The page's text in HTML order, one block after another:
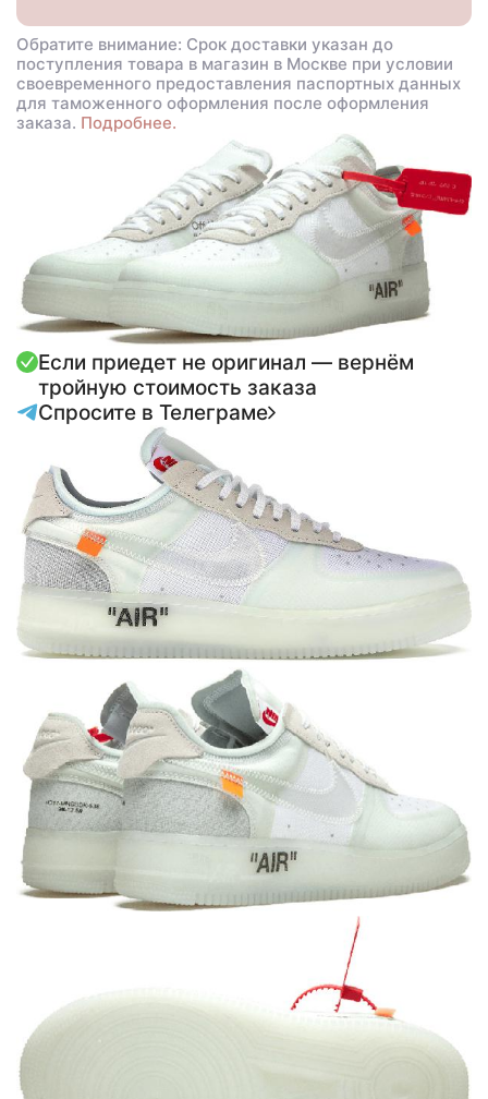
Обратите внимание: Срок доставки указан до
поступления товара в магазин в Москве при условии
своевременного предоставления паспортных данных
для таможенного оформления после оформления
заказа. Подробнее.
Если приедет не оригинал — вернём
тройную стоимость заказа
Спросите в Телеграме